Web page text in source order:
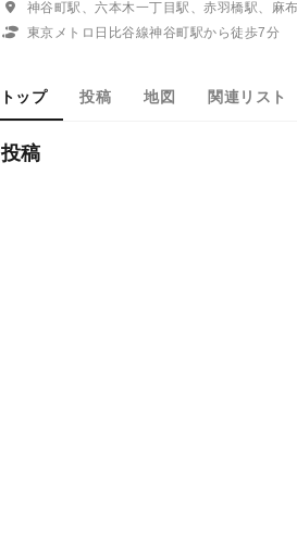
神谷町駅、六本木一丁目駅、赤羽橋駅、麻
東京メトロ日比谷線神谷町駅から徒歩7分
トップ 投稿 地図 関連リスト
投稿